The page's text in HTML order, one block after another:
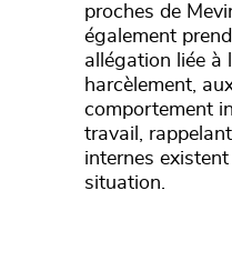
proches de
également
allégation liée à
harcèlement,
comportement
travail,
internes
situation.